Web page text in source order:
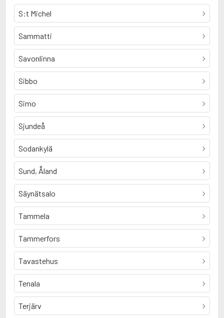
S:t Michel
Sammatti
Savonlinna
Sibbo
Simo
Sjundeå
Sodankylä
Sund, Åland
Säynätsalo
Tammela
Tammerfors
Tavastehus
Tenala
Terjärv